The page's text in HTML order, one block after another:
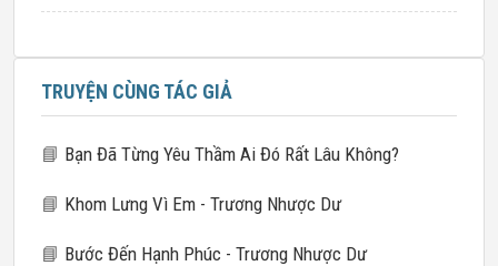
TRUYỆN CÙNG TÁC GIẢ
📘 Bạn Đã Từng Yêu Thầm Ai Đó Rất Lâu Không?
📘 Khom Lưng Vì Em - Trương Nhược Dư
📘 Bước Đến Hạnh Phúc - Trương Nhược Dư